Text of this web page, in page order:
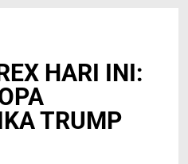
HARI INI:
TRUMP